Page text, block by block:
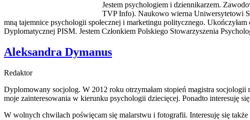
Jestem psychologiem i dziennikarzem.
TVP Info). Naukowo wierna Uniwersytetowi
mną tajemnice psychologii społecznej i marketingu politycznego.
Dyplomatycznej PISM. Jestem Członkiem Polskiego Stowarzyszenia
Aleksandra Dymanus
Redaktor
Dyplomowany socjolog. W 2012 roku otrzymałam stopień magistra
moje zainteresowania w kierunku psychologii dziecięcej. Ponadto interesuję
W wolnych chwilach poświęcam się malarstwu i fotografii. Interesuję się